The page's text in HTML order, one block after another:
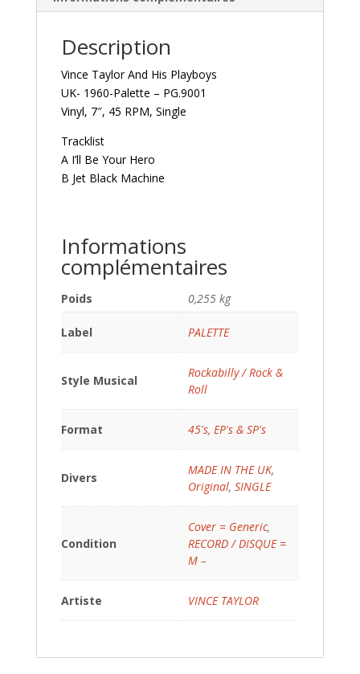
Description
Vince Taylor And His Playboys ‎
UK- 1960-Palette ‎– PG.9001
Vinyl, 7″, 45 RPM, Single
Tracklist
A I’ll Be Your Hero
B Jet Black Machine
Informations
complémentaires
Poids 0,255 kg
Label PALETTE
Style Musical
Rockabilly / Rock &
Roll
Format 45's, EP's & SP's
Divers
MADE IN THE UK,
Original, SINGLE
Condition
Cover = Generic,
RECORD / DISQUE =
M –
Artiste VINCE TAYLOR